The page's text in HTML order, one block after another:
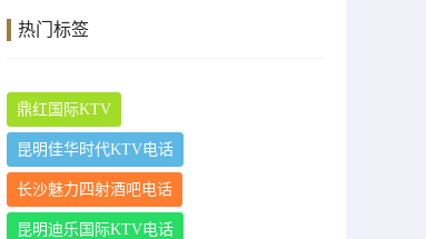
热门标签
鼎红国际KTV
昆明佳华时代KTV电话
长沙魅力四射酒吧电话
昆明迪乐国际KTV电话